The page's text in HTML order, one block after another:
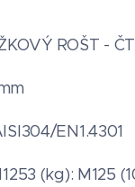
ROŠT -
EN1.4301
(kg): M125